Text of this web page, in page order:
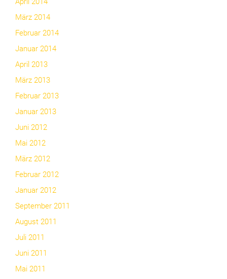
März 2014
Februar 2014
Januar 2014
April 2013
März 2013
Februar 2013
Januar 2013
Juni 2012
Mai 2012
März 2012
Februar 2012
Januar 2012
September 2011
August 2011
Juli 2011
Juni 2011
Mai 2011